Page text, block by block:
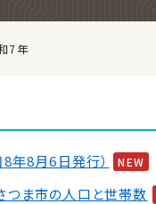
7年
年8月6日発行） NEW
ま市の人口と世帯数